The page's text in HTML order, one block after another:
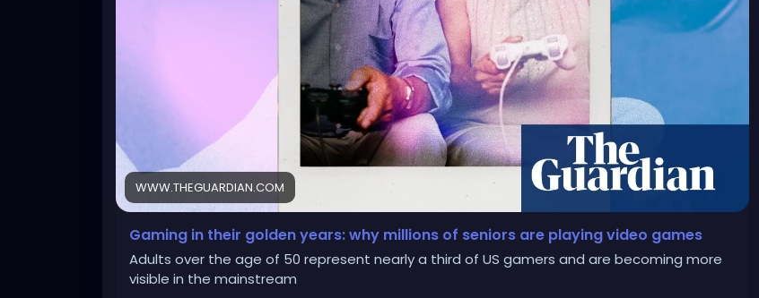
WWW.THEGUARDIAN.COM
Gaming in their golden years: why millions of seniors are playing video games
Adults over the age of 50 represent nearly a third of US gamers and are becoming more
visible in the mainstream